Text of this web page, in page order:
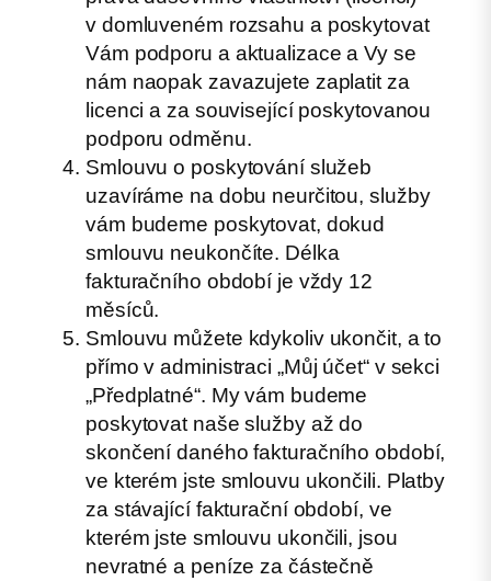
v domluveném rozsahu a poskytovat
Vám podporu a aktualizace a Vy se
nám naopak zavazujete zaplatit za
licenci a za související poskytovanou
podporu odměnu.
Smlouvu o poskytování služeb
uzavíráme na dobu neurčitou, služby
vám budeme poskytovat, dokud
smlouvu neukončíte. Délka
fakturačního období je vždy 12
měsíců.
Smlouvu můžete kdykoliv ukončit, a to
přímo v administraci „Můj účet“ v sekci
„Předplatné“. My vám budeme
poskytovat naše služby až do
skončení daného fakturačního období,
ve kterém jste smlouvu ukončili. Platby
za stávající fakturační období, ve
kterém jste smlouvu ukončili, jsou
nevratné a peníze za částečně